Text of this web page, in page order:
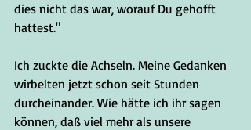
dies nicht das war, worauf Du gehofft
hattest."
Ich zuckte die Achseln. Meine Gedanken
wirbelten jetzt schon seit Stunden
durcheinander. Wie hätte ich ihr sagen
können, daß viel mehr als unsere